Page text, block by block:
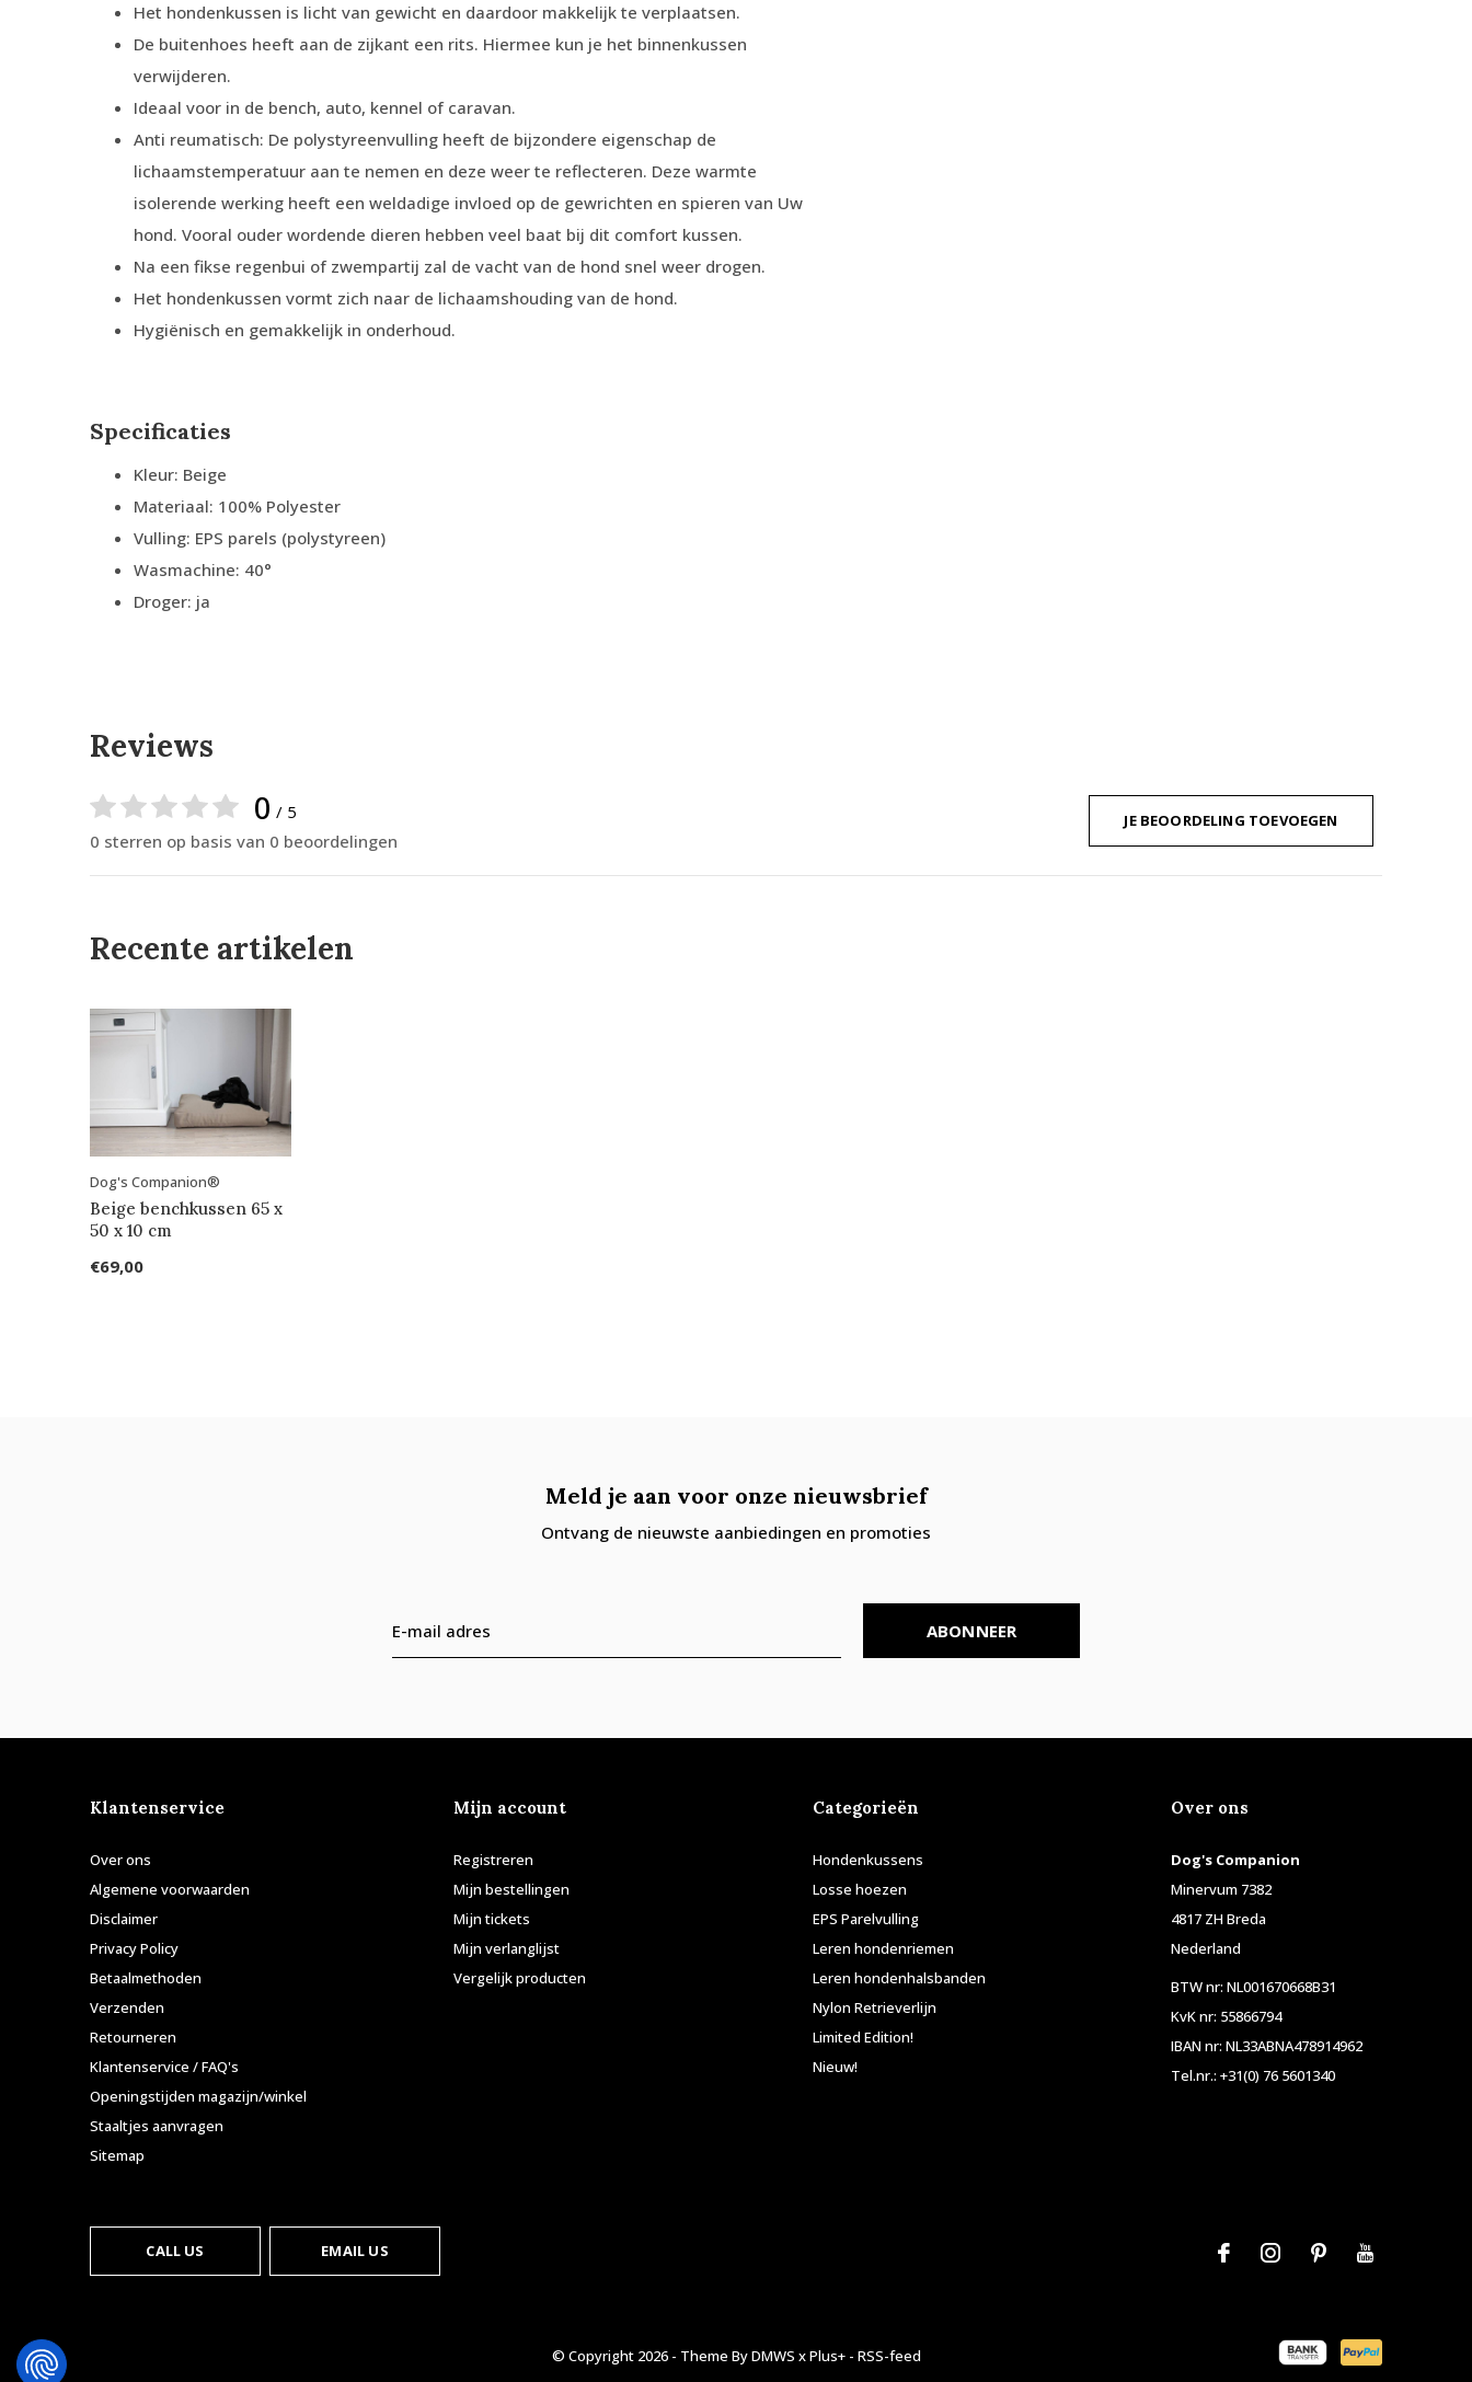
Het hondenkussen is licht van gewicht en daardoor makkelijk te verplaatsen.
De buitenhoes heeft aan de zijkant een rits. Hiermee kun je het binnenkussen
verwijderen.
Ideaal voor in de bench, auto, kennel of caravan.
Anti reumatisch: De polystyreenvulling heeft de bijzondere eigenschap de
lichaamstemperatuur aan te nemen en deze weer te reflecteren. Deze warmte
isolerende werking heeft een weldadige invloed op de gewrichten en spieren van Uw
hond. Vooral ouder wordende dieren hebben veel baat bij dit comfort kussen.
Na een fikse regenbui of zwempartij zal de vacht van de hond snel weer drogen.
Het hondenkussen vormt zich naar de lichaamshouding van de hond.
Hygiënisch en gemakkelijk in onderhoud.
Specificaties
Kleur: Beige
Materiaal: 100% Polyester
Vulling: EPS parels (polystyreen)
Wasmachine: 40°
Droger: ja
Reviews
0 / 5
0 sterren op basis van 0 beoordelingen
JE BEOORDELING TOEVOEGEN
Recente artikelen
Dog's Companion®
Beige benchkussen 65 x
50 x 10 cm
€69,00
Meld je aan voor onze nieuwsbrief
Ontvang de nieuwste aanbiedingen en promoties
ABONNEER
Klantenservice
Over ons
Algemene voorwaarden
Disclaimer
Privacy Policy
Betaalmethoden
Verzenden
Retourneren
Klantenservice / FAQ's
Openingstijden magazijn/winkel
Staaltjes aanvragen
Sitemap
Mijn account
Registreren
Mijn bestellingen
Mijn tickets
Mijn verlanglijst
Vergelijk producten
Categorieën
Hondenkussens
Losse hoezen
EPS Parelvulling
Leren hondenriemen
Leren hondenhalsbanden
Nylon Retrieverlijn
Limited Edition!
Nieuw!
Over ons
Dog's Companion
Minervum 7382
4817 ZH Breda
Nederland
BTW nr: NL001670668B31
KvK nr: 55866794
IBAN nr: NL33ABNA478914962
Tel.nr.: +31(0) 76 5601340
CALL US EMAIL US
© Copyright 2026- Theme ByDMWS xPlus+- RSS-feed